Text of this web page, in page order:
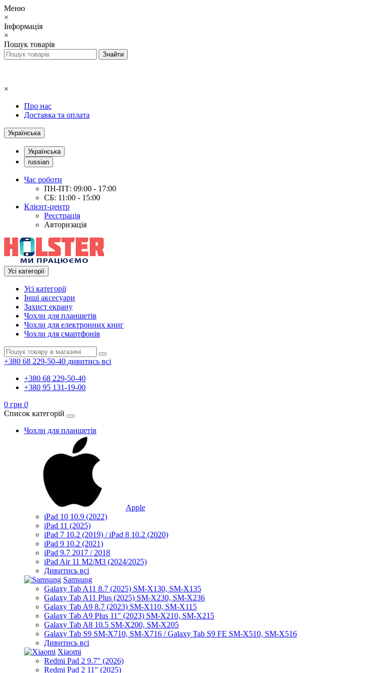
Меню
×
Інформація
×
Пошук товарів
×
Про нас
Доставка та оплата
Українська
Українська
russian
Час роботи
ПН-ПТ: 09:00 - 17:00
СБ: 11:00 - 15:00
Клієнт-центр
Реєстрація
Авторизація
Усі категорії
Усі категорії
Інші аксесуари
Захист екрану
Чохли для планшетів
Чохли для електронних книг
Чохли для смартфонів
+380 68 229-50-40 дивитись всі
+380 68 229-50-40
+380 95 131-19-00
0 грн 0
Список категорій
Чохли для планшетів
Apple
iPad 10 10.9 (2022)
iPad 11 (2025)
iPad 7 10.2 (2019) / iPad 8 10.2 (2020)
iPad 9 10.2 (2021)
iPad 9.7 2017 / 2018
iPad Air 11 M2/M3 (2024/2025)
Дивитись всі
Samsung
Galaxy Tab A11 8.7 (2025) SM-X130, SM-X135
Galaxy Tab A11 Plus (2025) SM-X230, SM-X236
Galaxy Tab A9 8.7 (2023) SM-X110, SM-X115
Galaxy Tab A9 Plus 11" (2023) SM-X210, SM-X215
Galaxy Tab A8 10.5 SM-X200, SM-X205
Galaxy Tab S9 SM-X710, SM-X716 / Galaxy Tab S9 FE SM-X510, SM-X516
Дивитись всі
Xiaomi
Redmi Pad 2 9.7" (2026)
Redmi Pad 2 11" (2025)